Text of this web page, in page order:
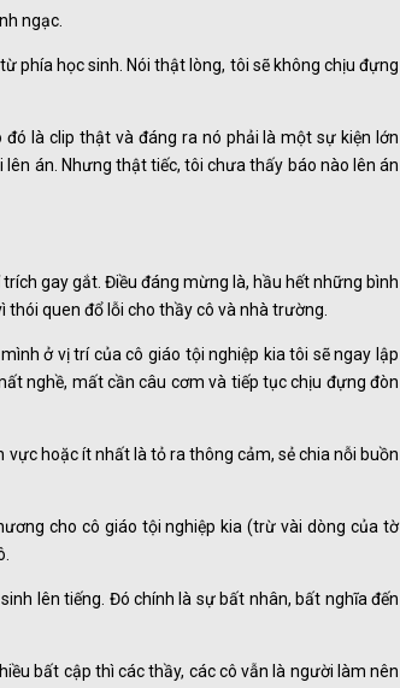
ngạc.
phía học sinh. Nói thật lòng, tôi sẽ không chịu đựng
là clip thật và đáng ra nó phải là một sự kiện lớn
án. Nhưng thật tiếc, tôi chưa thấy báo nào lên án
gay gắt. Điều đáng mừng là, hầu hết những bình
quen đổ lỗi cho thầy cô và nhà trường.
ở vị trí của cô giáo tội nghiệp kia tôi sẽ ngay lập
nghề, mất cần câu cơm và tiếp tục chịu đựng đòn
hoặc ít nhất là tỏ ra thông cảm, sẻ chia nỗi buồn
cho cô giáo tội nghiệp kia (trừ vài dòng của tờ
lên tiếng. Đó chính là sự bất nhân, bất nghĩa đến
bất cập thì các thầy, các cô vẫn là người làm nên